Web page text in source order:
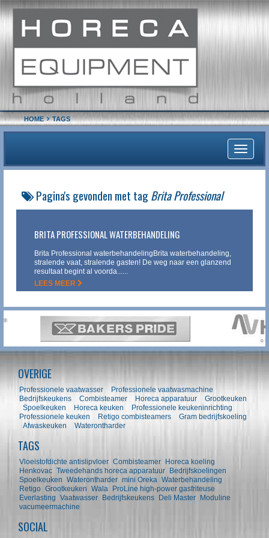
HOME TAGS
Toggle
Pagina's gevonden met tagBrita Professional
BRITA PROFESSIONAL WATERBEHANDELING
Brita Professional waterbehandelingBrita waterbehandeling,
stralende vaat, stralende gasten! De weg naar een glanzend
resultaat begint al voorda......
LEES MEER
OVERIGE
Professionele vaatwasser
Professionele vaatwasmachine
Bedrijfskeukens
Combisteamer Horeca apparatuur
Grootkeuken
Spoelkeuken
Horeca keuken
Professionele keukeninrichting
Professionele keuken
Retigo combisteamers
Gram bedrijfskoeling
Afwaskeuken
Waterontharder
TAGS
Vloeistofdichte antislipvloer Combisteamer
Horeca koeling
Henkovac Tweedehands horeca apparatuur
Bedrijfskoelingen
Spoelkeuken Waterontharder mini Oreka Waterbehandeling
Retigo Grootkeuken Wala
ProLine high-power gasfriteuse
Everlasting Vaatwasser Bedrijfskeukens Deli Master
Moduline
vacumeermachine
SOCIAL